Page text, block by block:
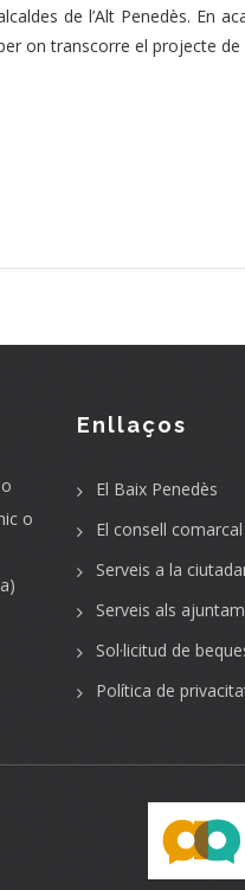
de l’Alt Penedès. En
on transcorre el projecte de
o
Enllaços
El Baix Penedès
El consell comarcal
Serveis a la
Serveis als
Sol·licitud de
Política de